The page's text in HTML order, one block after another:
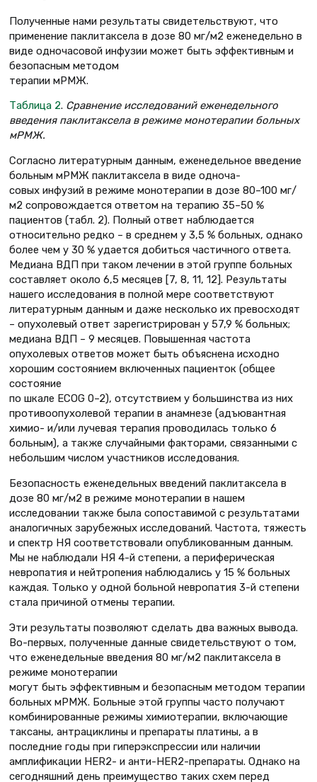
Полученные нами результаты свидетельствуют, что
применение паклитаксела в дозе 80 мг/м2 еженедельно в
виде одночасовой инфузии может быть эффективным и
безопасным методом
терапии мРМЖ.
Таблица 2. Сравнение исследований еженедельного
введения паклитаксела в режиме монотерапии больных
мРМЖ.
Согласно литературным данным, еженедельное введение
больным мРМЖ паклитаксела в виде одноча-
совых инфузий в режиме монотерапии в дозе 80–100 мг/
м2 сопровождается ответом на терапию 35–50 %
пациентов (табл. 2). Полный ответ наблюдается
относительно редко – в среднем у 3,5 % больных, однако
более чем у 30 % удается добиться частичного ответа.
Медиана ВДП при таком лечении в этой группе больных
составляет около 6,5 месяцев [7, 8, 11, 12]. Результаты
нашего исследования в полной мере соответствуют
литературным данным и даже несколько их превосходят
– опухолевый ответ зарегистрирован у 57,9 % больных;
медиана ВДП – 9 месяцев. Повышенная частота
опухолевых ответов может быть объяснена исходно
хорошим состоянием включенных пациенток (общее
состояние
по шкале ECOG 0–2), отсутствием у большинства из них
противоопухолевой терапии в анамнезе (адъювантная
химио- и/или лучевая терапия проводилась только 6
больным), а также случайными факторами, связанными с
небольшим числом участников исследования.
Безопасность еженедельных введений паклитаксела в
дозе 80 мг/м2 в режиме монотерапии в нашем
исследовании также была сопоставимой с результатами
аналогичных зарубежных исследований. Частота, тяжесть
и спектр НЯ соответствовали опубликованным данным.
Мы не наблюдали НЯ 4-й степени, а периферическая
невропатия и нейтропения наблюдались у 15 % больных
каждая. Только у одной больной невропатия 3-й степени
стала причиной отмены терапии.
Эти результаты позволяют сделать два важных вывода.
Во-первых, полученные данные свидетельствуют о том,
что еженедельные введения 80 мг/м2 паклитаксела в
режиме монотерапии
могут быть эффективным и безопасным методом терапии
больных мРМЖ. Больные этой группы часто получают
комбинированные режимы химиотерапии, включающие
таксаны, антрациклины и препараты платины, а в
последние годы при гиперэкспрессии или наличии
амплификации HER2- и анти-HER2-препараты. Однако на
сегодняшний день преимущество таких схем перед